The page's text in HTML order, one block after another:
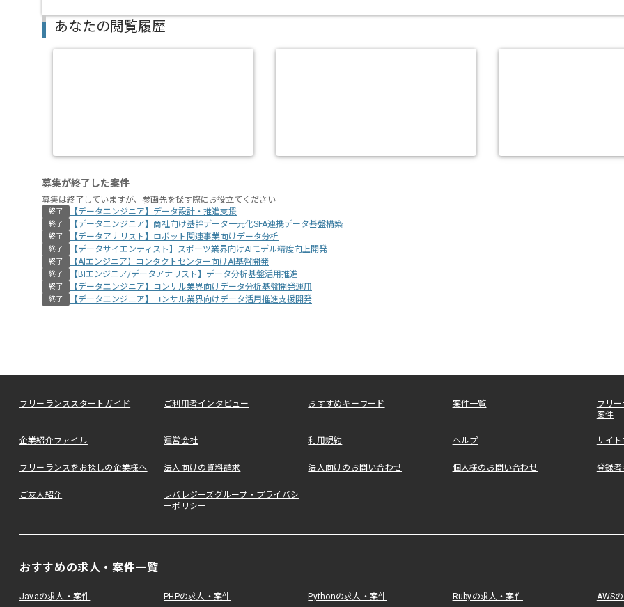
あなたの閲覧履歴
募集が終了した案件
募集は終了していますが、参画先を探す際にお役立てください
終了 【データエンジニア】データ設計・推進支援
終了 【データエンジニア】商社向け基幹データ一元化SFA連携データ基盤構築
終了 【データアナリスト】ロボット関連事業向けデータ分析
終了 【データサイエンティスト】スポーツ業界向けAIモデル精度向上開発
終了 【AIエンジニア】コンタクトセンター向けAI基盤開発
終了 【BIエンジニア/データアナリスト】データ分析基盤活用推進
終了 【データエンジニア】コンサル業界向けデータ分析基盤開発運用
終了 【データエンジニア】コンサル業界向けデータ活用推進支援開発
フリーランススタートガイド ご利用者インタビュー おすすめキーワード 案件一覧
フリ
案件
企業紹介ファイル 運営会社 利用規約 ヘルプ サイ
フリーランスをお探しの企業様へ 法人向けの資料請求 法人向けのお問い合わせ 個人様のお問い合わせ 登録
ご友人紹介
レバレジーズグループ・プライバシ
ーポリシー
おすすめの求人・案件一覧
Javaの求人・案件 PHPの求人・案件 Pythonの求人・案件 Rubyの求人・案件 AWS